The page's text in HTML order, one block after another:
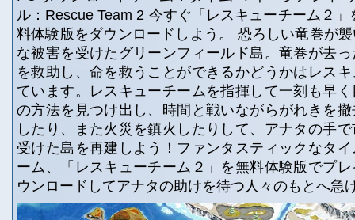
ル：Rescue Team 2 今すぐ「レスキューチーム２
料体験版をダウンロードしよう。 恐ろしい竜巻が
な被害を受けたグリーンフィールド島。竜巻が去
を救助し、命を救うことができるかどうかはレス
ています。レスキューチームを指揮して一刻も早
の方法を見つけ出し、時間と戦いながらがれきを
したり、また火災を鎮火したりして、アナタの手
受けた島を再建しよう！ファンタスティックなタ
ーム、「レスキューチーム２」を無料体験版でプ
ウンロードしてアナタの助けを待つ人々のもとへ急